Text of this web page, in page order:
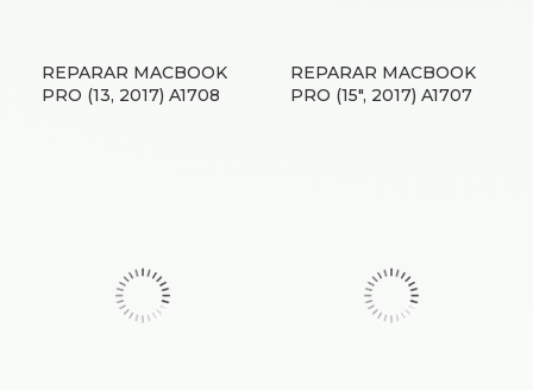
REPARAR MACBOOK
PRO (13, 2017) A1708
REPARAR MACBOOK
PRO (15″, 2017) A1707